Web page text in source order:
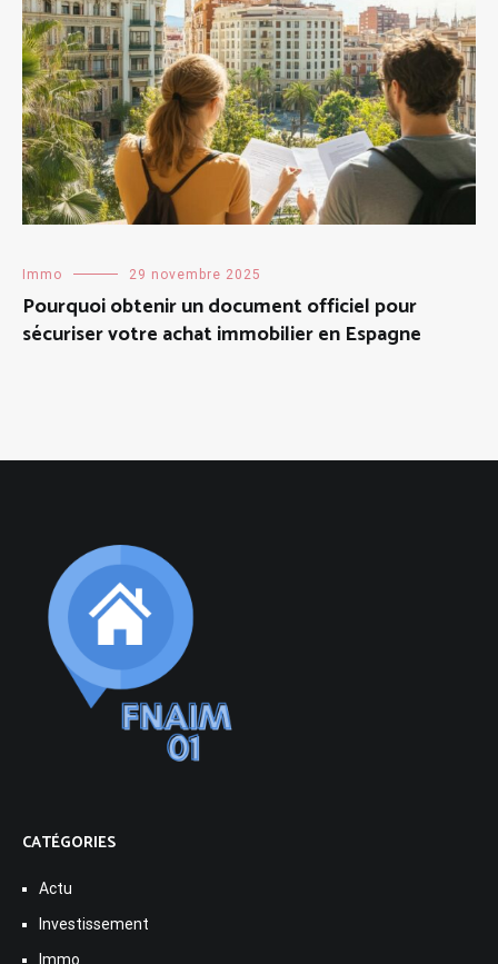
Immo 29 novembre 2025
Pourquoi obtenir un document officiel pour
sécuriser votre achat immobilier en Espagne
CATÉGORIES
Actu
Investissement
Immo